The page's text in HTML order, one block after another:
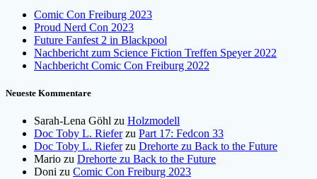
Comic Con Freiburg 2023
Proud Nerd Con 2023
Future Fanfest 2 in Blackpool
Nachbericht zum Science Fiction Treffen Speyer 2022
Nachbericht Comic Con Freiburg 2022
Neueste Kommentare
Sarah-Lena Göhl zu Holzmodell
Doc Toby L. Rieferzu Part 17: Fedcon 33
Doc Toby L. Rieferzu Drehorte zu Back to the Future
Mario zu Drehorte zu Back to the Future
Doni zu Comic Con Freiburg 2023